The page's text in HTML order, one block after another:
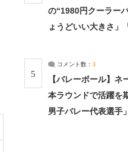
の“1980円クーラー
ょうどいい大きさ」
5
コメント数： 3
【バレーボール】ネ
本ラウンドで活躍を
男子バレー代表選手